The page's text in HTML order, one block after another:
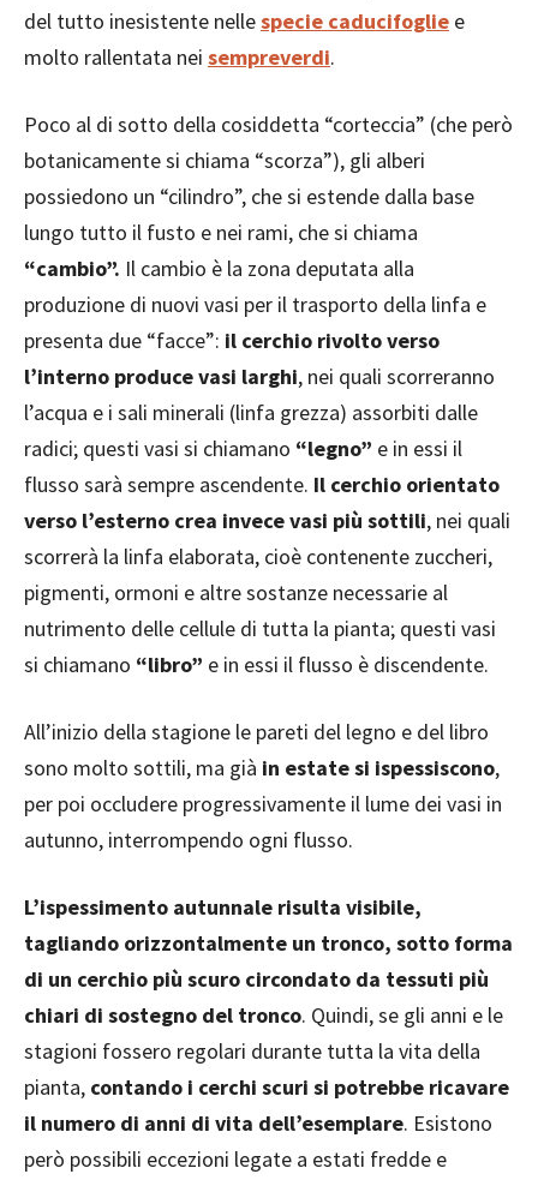
del tutto inesistente nellespecie caducifoglie e
molto rallentata nei sempreverdi.
Poco al di sotto della cosiddetta “corteccia” (che però
botanicamente si chiama “scorza”), gli alberi
possiedono un “cilindro”, che si estende dalla base
lungo tutto il fusto e nei rami, che si chiama
“cambio”. Il cambio è la zona deputata alla
produzione di nuovi vasi per il trasporto della linfa e
presenta due “facce”: il cerchio rivolto verso
l’interno produce vasi larghi, nei quali scorreranno
l’acqua e i sali minerali (linfa grezza) assorbiti dalle
radici; questi vasi si chiamano “legno” e in essi il
flusso sarà sempre ascendente. Il cerchio orientato
verso l’esterno crea invece vasi più sottili, nei quali
scorrerà la linfa elaborata, cioè contenente zuccheri,
pigmenti, ormoni e altre sostanze necessarie al
nutrimento delle cellule di tutta la pianta; questi vasi
si chiamano “libro” e in essi il flusso è discendente.
All’inizio della stagione le pareti del legno e del libro
sono molto sottili, ma già in estate si ispessiscono,
per poi occludere progressivamente il lume dei vasi in
autunno, interrompendo ogni flusso.
L’ispessimento autunnale risulta visibile,
tagliando orizzontalmente un tronco, sotto forma
di un cerchio più scuro circondato da tessuti più
chiari di sostegno del tronco. Quindi, se gli anni e le
stagioni fossero regolari durante tutta la vita della
pianta, contando i cerchi scuri si potrebbe ricavare
il numero di anni di vita dell’esemplare. Esistono
però possibili eccezioni legate a estati fredde e